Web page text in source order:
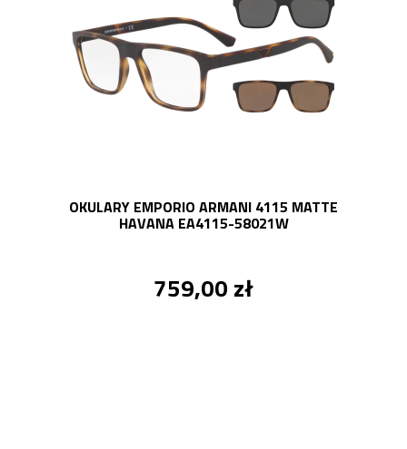
OKULARY EMPORIO ARMANI 4115 MATTE
HAVANA EA4115-58021W
759,00 zł